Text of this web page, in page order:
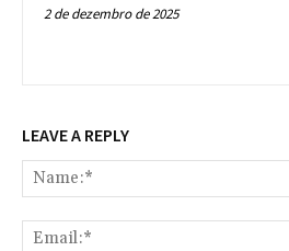
2 de dezembro de 2025
LEAVE A REPLY